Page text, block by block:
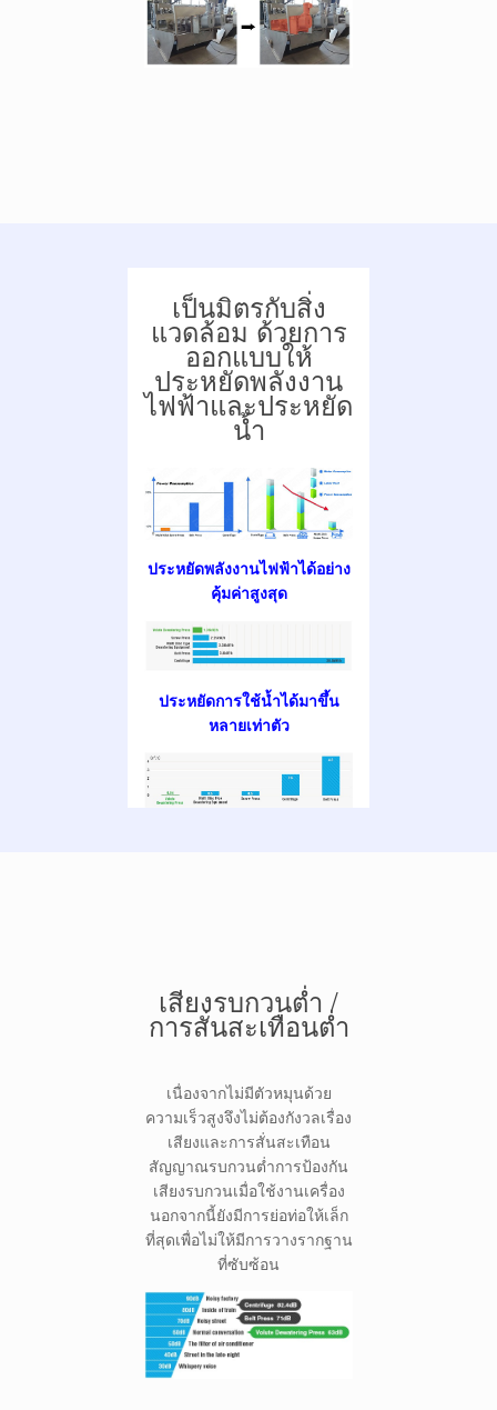
เป็นมิตรกับสิ่ง
แวดล้อม ด้วยการ
ออกแบบให้
ประหยัดพลังงาน
ไฟฟ้าและประหยัด
น้ำ
ประหยัดพลังงานไฟฟ้าได้อย่าง
คุ้มค่าสูงสุด
ประหยัดการใช้น้ำได้มาขึ้น
หลายเท่าตัว
เสียงรบกวนต่ำ /
การสั่นสะเทือนต่ำ
เนื่องจากไม่มีตัวหมุนด้วย
ความเร็วสูงจึงไม่ต้องกังวลเรื่อง
เสียงและการสั่นสะเทือน
สัญญาณรบกวนต่ำการป้องกัน
เสียงรบกวนเมื่อใช้งานเครื่อง
นอกจากนี้ยังมีการย่อท่อให้เล็ก
ที่สุดเพื่อไม่ให้มีการวางรากฐาน
ที่ซับซ้อน